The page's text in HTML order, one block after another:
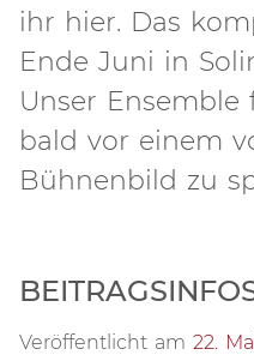
ihr hier. Das
Ende Juni in
Unser Ensemble
bald vor einem
Bühnenbild zu
Veröffentlicht am 22.